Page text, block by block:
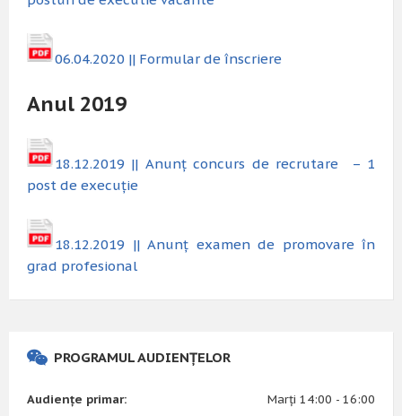
06.04.2020 || Formular de înscriere
Anul 2019
18.12.2019 || Anunț concurs de recrutare – 1
post de execuție
18.12.2019 || Anunț examen de promovare în
grad profesional
PROGRAMUL AUDIENȚELOR
Audiențe primar:
Marți 14:00 - 16:00